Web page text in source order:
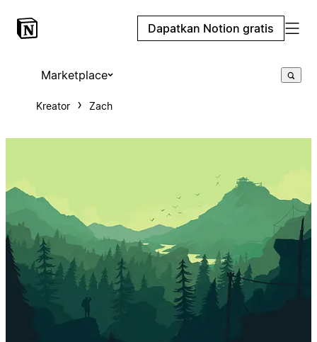
Dapatkan Notion gratis
Marketplace
Kreator Zach